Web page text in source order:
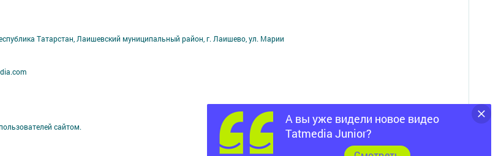
А вы уже видели новое видео
Tatmedia Junior?
Татарстан, Лаишевский муниципальный район, г. Лаишево, ул. Марии
сайтом.